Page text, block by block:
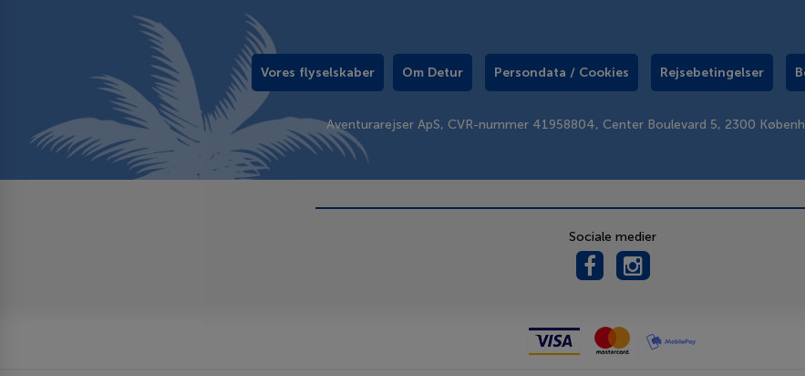
Vores flyselskaber Om Detur Persondata / Cookies Rejsebetingelser
Aventurarejser ApS, CVR-nummer 41958804, Center Boulevard 5, 2300
Sociale medier